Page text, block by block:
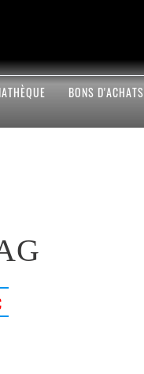
BONS D'ACHATS